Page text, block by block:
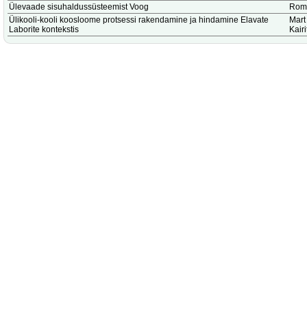
Ülevaade sisuhaldussüsteemist Voog
Ülikooli-kooli koosloome protsessi rakendamine ja hindamine Elavate
Laborite kontekstis